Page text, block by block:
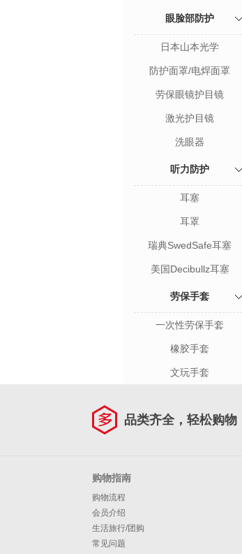
眼脸部防护
日本山本光学
防护面罩/电焊面罩
劳保眼镜护目镜
激光护目镜
洗眼器
听力防护
耳塞
耳罩
瑞典SwedSafe耳塞
美国Decibullz耳塞
劳保手套
一次性劳保手套
橡胶手套
文玩手套
品类齐全，轻松购物
购物指南
购物流程
会员介绍
生活旅行/团购
常见问题